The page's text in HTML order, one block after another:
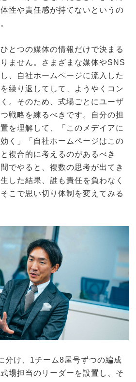
性や責任感が持てないというの
とつの媒体の情報だけで決まる
ません。さまざまな媒体やSNS
、自社ホームページに流入した
繰り返してして、ようやくコン
。そのため、式場ごとにユーザ
戦略を練るべきです。自分の担
を理解して、「このメデイアに
く」「自社ホームページはこの
複合的に考えるのがあるべき
でやると、複数の思考が出てき
した結果、誰も責任を負わなく
こで思い切り体制を変えてみる
分け、1チーム8屋号ずつの編成
場担当のリーダーを設置し、そ